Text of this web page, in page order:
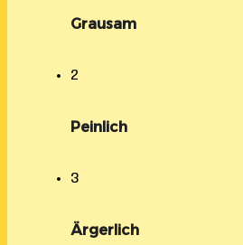
Grausam
2
Peinlich
3
Ärgerlich